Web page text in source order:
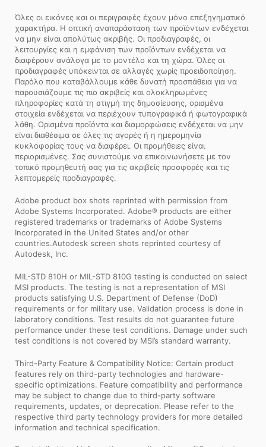
Όλες οι εικόνες και οι περιγραφές έχουν μόνο επεξηγηματικό
χαρακτήρα. Η οπτική αναπαράσταση των προϊόντων ενδέχεται
να μην είναι απολύτως ακριβής. Οι προδιαγραφές, οι
λειτουργίες και η εμφάνιση των προϊόντων ενδέχεται να
διαφέρουν ανάλογα με το μοντέλο και τη χώρα. Όλες οι
προδιαγραφές υπόκεινται σε αλλαγές χωρίς προειδοποίηση.
Παρόλο που καταβάλλουμε κάθε δυνατή προσπάθεια για να
παρουσιάζουμε τις πιο ακριβείς και ολοκληρωμένες
πληροφορίες κατά τη στιγμή της δημοσίευσης, ορισμένα
στοιχεία ενδέχεται να περιέχουν τυπογραφικά ή φωτογραφικά
λάθη. Ορισμένα προϊόντα και διαμορφώσεις ενδέχεται να μην
είναι διαθέσιμα σε όλες τις αγορές ή η ημερομηνία
κυκλοφορίας τους να διαφέρει. Οι προμήθειες είναι
περιορισμένες. Σας συνιστούμε να επικοινωνήσετε με τον
τοπικό προμηθευτή σας για τις ακριβείς προσφορές και τις
λεπτομερείς προδιαγραφές.
Adobe product box shots reprinted with permission from
Adobe Systems Incorporated. Adobe® products are either
registered trademarks or trademarks of Adobe Systems
Incorporated in the United States and/or other
countries.Autodesk screen shots reprinted courtesy of
Autodesk, Inc.
MIL-STD 810H or MIL-STD 810G testing is conducted on select
MSI products. The testing is not a representation of MSI
products satisfying U.S. Department of Defense (DoD)
requirements or for military use. Validation process is done in
laboratory conditions. Test results do not guarantee future
performance under these test conditions. Damage under such
test conditions is not covered by MSI’s standard warranty.
Third-Party Feature & Compatibility Notice: Certain product
features rely on third-party technologies and hardware-
specific optimizations. Feature compatibility and performance
may be subject to change due to third-party software
requirements, updates, or deprecation. Please refer to the
respective third party technology providers for more detailed
information and technical specification.